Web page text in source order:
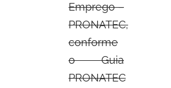
Emprego –
PRONATEC,
conforme
o Guia
PRONATEC